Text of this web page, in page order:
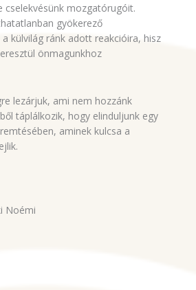
cselekvésünk mozgatórugóit.
gyökerező
külvilág ránk adott reakcióira, hisz
önmagunkhoz
lezárjuk, ami nem hozzánk
táplálkozik, hogy elinduljunk egy
aminek kulcsa a
Noémi